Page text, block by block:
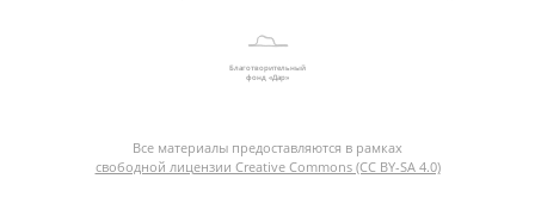
Благотворительный
фонд «Дар»
Все материалы предоставляются в рамках
свободной лицензии Creative Commons (CC BY-SA 4.0)